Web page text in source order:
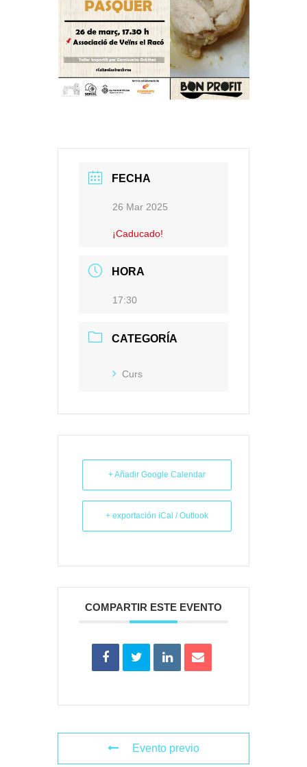
FECHA
26 Mar 2025
¡Caducado!
HORA
17:30
CATEGORÍA
Curs
+ Añadir Google Calendar
+ exportación iCal / Outlook
COMPARTIR ESTE EVENTO
Evento previo